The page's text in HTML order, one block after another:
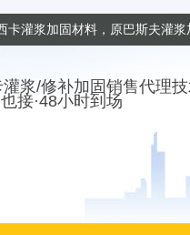
灌浆加固材料，原巴斯夫灌
接·48小时到场